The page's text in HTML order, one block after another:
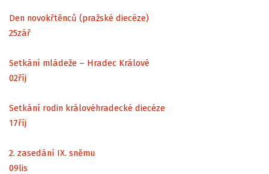
Den novokřtěnců (pražské diecéze)
25zář
Setkání mládeže – Hradec Králové
02říj
Setkání rodin královéhradecké diecéze
17říj
2. zasedání IX. sněmu
09lis